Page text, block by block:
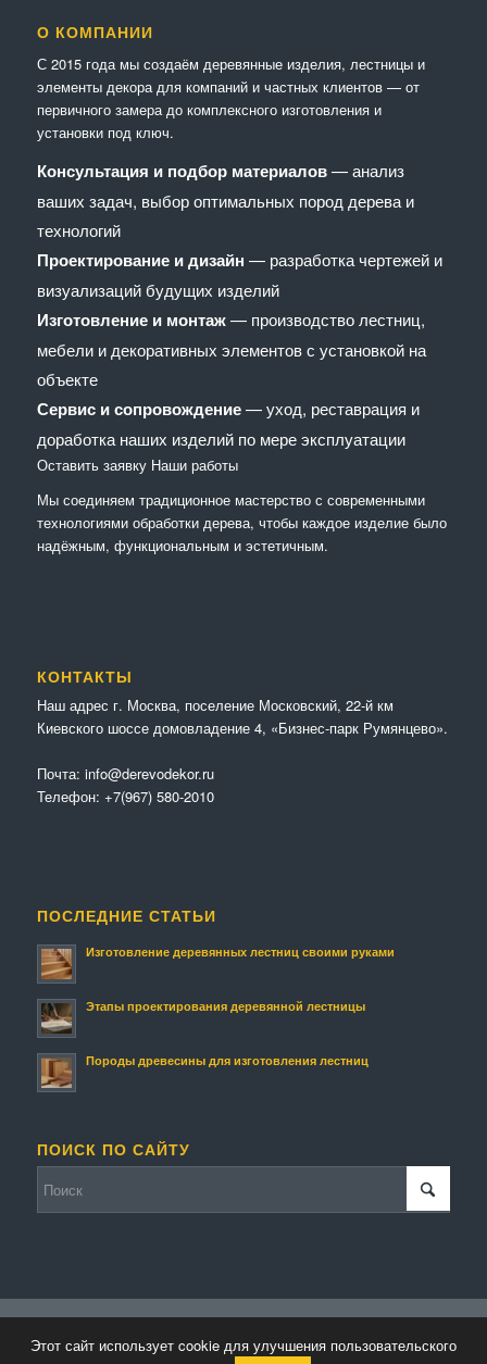
О КОМПАНИИ
С 2015 года мы создаём деревянные изделия, лестницы и
элементы декора для компаний и частных клиентов — от
первичного замера до комплексного изготовления и
установки под ключ.
Консультация и подбор материалов— анализ
ваших задач, выбор оптимальных пород дерева и
технологий
Проектирование и дизайн — разработка чертежей и
визуализаций будущих изделий
Изготовление и монтаж— производство лестниц,
мебели и декоративных элементов с установкой на
объекте
Сервис и сопровождение— уход, реставрация и
доработка наших изделий по мере эксплуатации
Оставить заявку Наши работы
Мы соединяем традиционное мастерство с современными
технологиями обработки дерева, чтобы каждое изделие было
надёжным, функциональным и эстетичным.
КОНТАКТЫ
Наш адрес г. Москва, поселение Московский, 22-й км
Киевского шоссе домовладение 4, «Бизнес-парк Румянцево».
Почта: info@derevodekor.ru
Телефон: +7(967) 580-2010
ПОСЛЕДНИЕ СТАТЬИ
Изготовление деревянных лестниц своими руками
Этапы проектирования деревянной лестницы
Породы древесины для изготовления лестниц
ПОИСК ПО САЙТУ
Персональные данные- Enfold WordPress Theme by Kriesi
Этот сайт использует cookie для улучшения пользовательского